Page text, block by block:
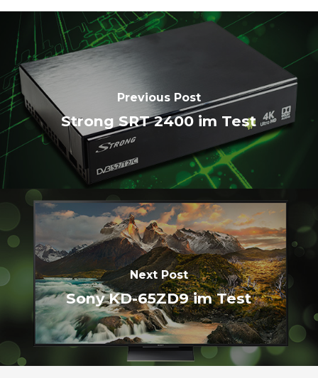
Previous Post
Strong SRT 2400 im Test
Next Post
Sony KD-65ZD9 im Test